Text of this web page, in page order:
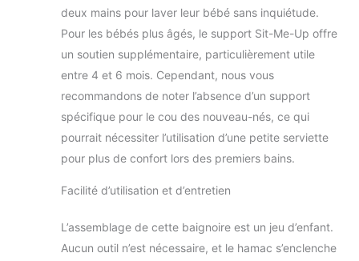
deux mains pour laver leur bébé sans inquiétude.
Pour les bébés plus âgés, le support Sit-Me-Up offre
un soutien supplémentaire, particulièrement utile
entre 4 et 6 mois. Cependant, nous vous
recommandons de noter l’absence d’un support
spécifique pour le cou des nouveau-nés, ce qui
pourrait nécessiter l’utilisation d’une petite serviette
pour plus de confort lors des premiers bains.
Facilité d’utilisation et d’entretien
L’assemblage de cette baignoire est un jeu d’enfant.
Aucun outil n’est nécessaire, et le hamac s’enclenche